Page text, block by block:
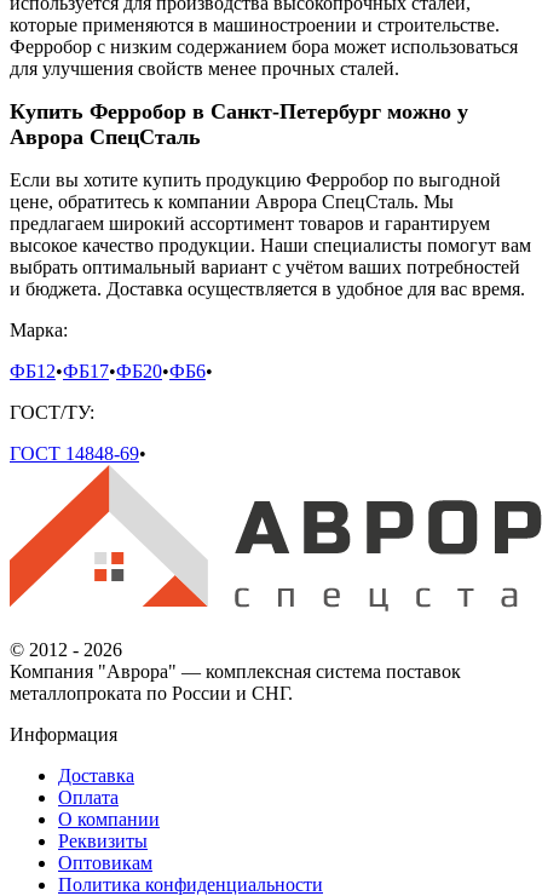
которые применяются в машиностроении и строительстве.
Ферробор с низким содержанием бора может использоваться
для улучшения свойств менее прочных сталей.
Купить Ферробор в Санкт-Петербург можно у
Аврора СпецСталь
Если вы хотите купить продукцию Ферробор по выгодной
цене, обратитесь к компании Аврора СпецСталь. Мы
предлагаем широкий ассортимент товаров и гарантируем
высокое качество продукции. Наши специалисты помогут вам
выбрать оптимальный вариант с учётом ваших потребностей
и бюджета. Доставка осуществляется в удобное для вас время.
Марка:
ФБ12•ФБ17•ФБ20•ФБ6•
ГОСТ/ТУ:
ГОСТ 14848-69•
© 2012 - 2026
Компания "Аврора" — комплексная система поставок
металлопроката по России и СНГ.
Информация
Доставка
Оплата
О компании
Реквизиты
Оптовикам
Политика конфиденциальности